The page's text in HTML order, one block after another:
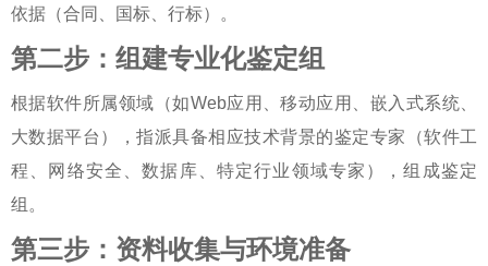
依据（合同、国标、行标）。
第二步：组建专业化鉴定组
根据软件所属领域（如Web应用、移动应用、嵌入式系统、
大数据平台），指派具备相应技术背景的鉴定专家（软件工
程、网络安全、数据库、特定行业领域专家），组成鉴定
组。
第三步：资料收集与环境准备